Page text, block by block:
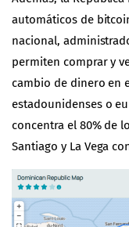
automáticos de
nacional,
permiten comprar y
cambio de dinero en
estadounidenses o
concentra el 80% de
Santiago y La Vega